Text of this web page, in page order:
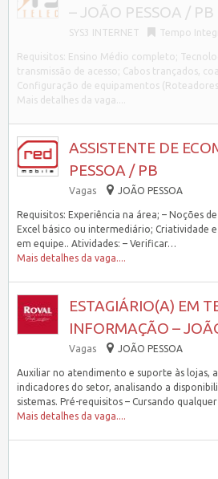
– JOÃO PESSOA / PB
SYS3 INTERNET Tempo
Requisitos: Ensino Médio completo;
transmissão de acesso; Cabos trançados,
Configuração de equipamentos
Mais detalhes da vaga....
ASSISTENTE DE
PESSOA / PB
Vagas JOÃO PESSOA
Requisitos: Experiência na área; – Noções
Excel básico ou intermediário; Criatividade
em equipe.. Atividades: – Verificar…
Mais detalhes da vaga....
ESTAGIÁRIO(A) EM
INFORMAÇÃO –
Vagas JOÃO PESSOA
Auxiliar no atendimento e suporte às lojas,
indicadores do setor, analisando a
sistemas. Pré-requisitos – Cursando
Mais detalhes da vaga....